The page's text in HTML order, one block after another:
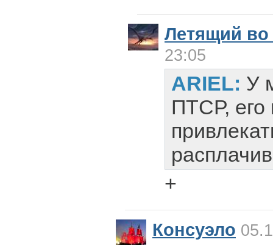
Летящий во
23:05
ARIEL: У
ПТСР,
+
Консуэло